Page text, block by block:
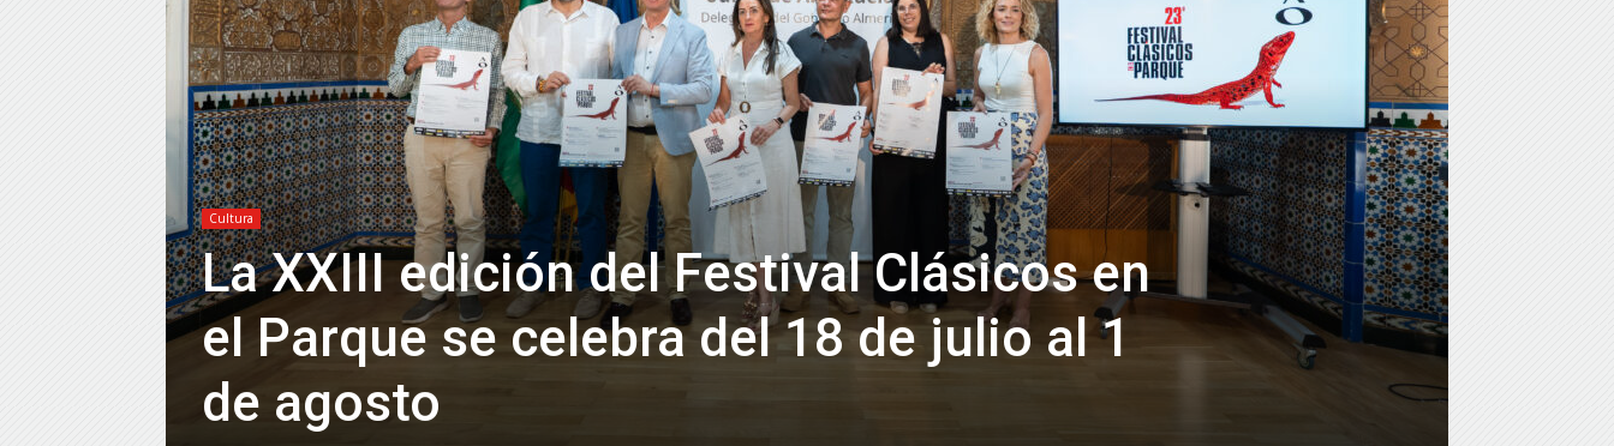
Almería
Cultura
La XXIII edición del Festival Clásicos en
el Parque se celebra del 18 de julio al 1
de agosto